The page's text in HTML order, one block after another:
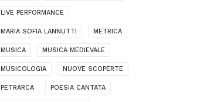
LIVE PERFORMANCE
MARIA SOFIA LANNUTTI METRICA
MUSICA MUSICA MEDIEVALE
MUSICOLOGIA NUOVE SCOPERTE
PETRARCA POESIA CANTATA